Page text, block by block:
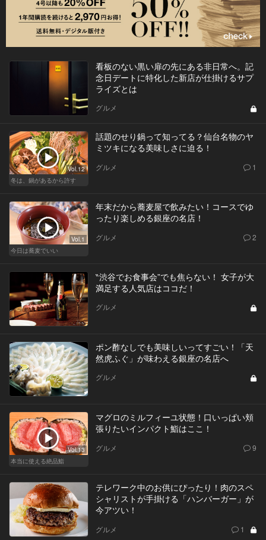
看板のない黒い扉の先にある非日常へ。記
念日デートに特化した新店が仕掛けるサプ
ライズとは
グルメ
Vol.12
冬は、鍋があるから許す
話題のせり鍋って知ってる？仙台名物のヤ
ミツキになる美味しさに迫る！
グルメ 1
Vol.1
今日は蕎麦でいい
年末だから蕎麦屋で飲みたい！コースでゆ
ったり楽しめる銀座の名店！
グルメ 2
‶渋谷でお食事会”でも焦らない！ 女子が大
満足する人気店はココだ！
グルメ
ポン酢なしでも美味しいってすごい！「天
然虎ふぐ」が味わえる銀座の名店へ
グルメ
Vol.13
本当に使える絶品鮨
マグロのミルフィーユ状態！口いっぱい頬
張りたいインパクト鮨はここ！
グルメ 9
テレワーク中のお供にぴったり！肉のスペ
シャリストが手掛ける「ハンバーガー」が
今アツい！
グルメ 1